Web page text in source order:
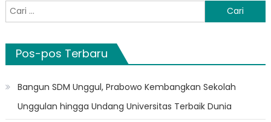
Cari
untuk:
Pos-pos Terbaru
Bangun SDM Unggul, Prabowo Kembangkan Sekolah
Unggulan hingga Undang Universitas Terbaik Dunia